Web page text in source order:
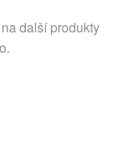
další produkty